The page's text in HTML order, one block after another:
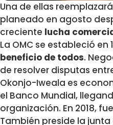
Una de ellas
planeado en agosto
creciente lucha
La OMC se estableció
beneficio de todos.
de resolver disputas
Okonjo-Iweala es
el Banco Mundial,
organización. En 2018,
También preside la